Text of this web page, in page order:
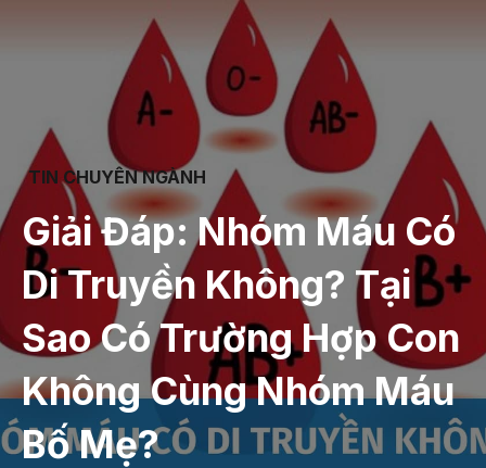
TIN CHUYÊN NGÀNH
Giải Đáp: Nhóm Máu Có
Di Truyền Không? Tại
Sao Có Trường Hợp Con
Không Cùng Nhóm Máu
Bố Mẹ?